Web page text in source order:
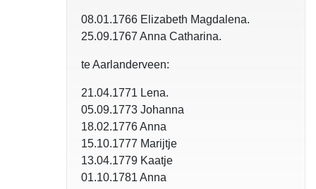
08.01.1766 Elizabeth Magdalena.
25.09.1767 Anna Catharina.
te Aarlanderveen:
21.04.1771 Lena.
05.09.1773 Johanna
18.02.1776 Anna
15.10.1777 Marijtje
13.04.1779 Kaatje
01.10.1781 Anna